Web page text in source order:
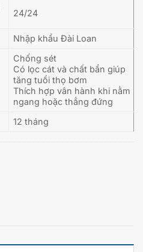
24/24
Nhập khẩu Đài Loan
Chống sét
Có lọc cát và chất bẩn giúp
tăng tuổi thọ bơm
Thích hợp vân hành khi nằm
ngang hoặc thẳng đứng
12 tháng